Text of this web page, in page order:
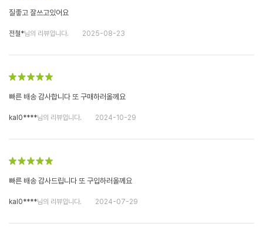
질좋고 잘쓰고있어요
전철*님의 리뷰입니다. 2025-08-23
빠른 배송 감사합니다 또 구매하러올께요
kal0****님의 리뷰입니다. 2024-10-29
빠른 배송 감사드립니다 또 구입하러올께요
kal0****님의 리뷰입니다. 2024-07-29